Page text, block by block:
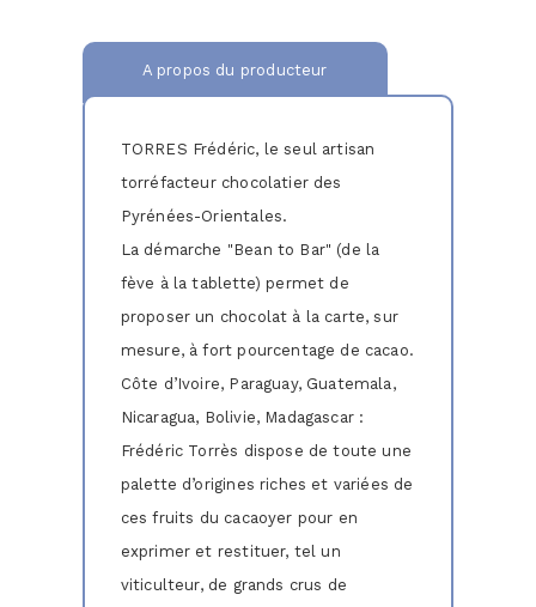
A propos du producteur
TORRES Frédéric, le seul artisan
torréfacteur chocolatier des
Pyrénées-Orientales.
La démarche "Bean to Bar" (de la
fève à la tablette) permet de
proposer un chocolat à la carte, sur
mesure, à fort pourcentage de cacao.
Côte d’Ivoire, Paraguay, Guatemala,
Nicaragua, Bolivie, Madagascar :
Frédéric Torrès dispose de toute une
palette d’origines riches et variées de
ces fruits du cacaoyer pour en
exprimer et restituer, tel un
viticulteur, de grands crus de